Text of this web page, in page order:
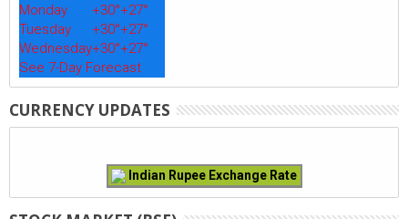
Monday
+30°+27°
Tuesday
+30°+27°
Wednesday+30°+27°
See 7-Day Forecast
CURRENCY UPDATES
Indian Rupee Exchange Rate